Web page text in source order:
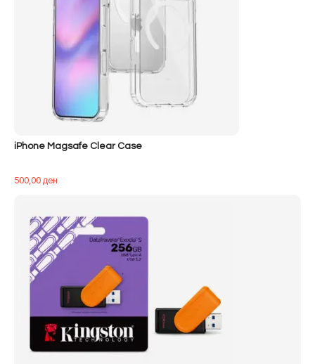
iPhone Magsafe Clear Case
500,00ден